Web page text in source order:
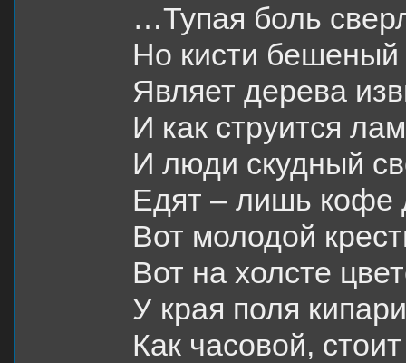
…Тупая боль
Но кисти бешеный
Являет дерева
И как струится
И люди скудный
Едят – лишь
Вот молодой
Вот на холсте
У края поля
Как часовой,